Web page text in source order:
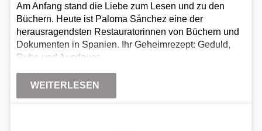
Am Anfang stand die Liebe zum Lesen und zu den
Büchern. Heute ist Paloma Sánchez eine der
herausragendsten Restauratorinnen von Büchern und
Dokumenten in Spanien. Ihr Geheimrezept: Geduld,
Ruhe und Ausdauer.
WEITERLESEN